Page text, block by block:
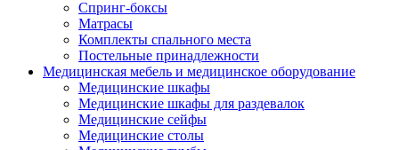
Спринг-боксы
Матрасы
Комплекты спального места
Постельные принадлежности
Медицинская мебель и медицинское оборудование
Медицинские шкафы
Медицинские шкафы для раздевалок
Медицинские сейфы
Медицинские столы